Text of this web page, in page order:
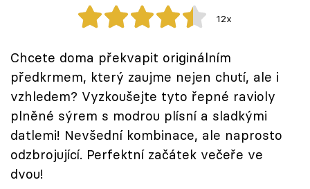
Přihlášení
Sledujte nás
12x
Chcete doma překvapit originálním
předkrmem, který zaujme nejen chutí, ale i
vzhledem? Vyzkoušejte tyto řepné ravioly
plněné sýrem s modrou plísní a sladkými
datlemi! Nevšední kombinace, ale naprosto
odzbrojující. Perfektní začátek večeře ve
dvou!